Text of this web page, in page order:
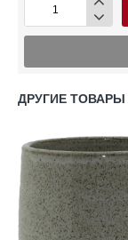
ДРУГИЕ